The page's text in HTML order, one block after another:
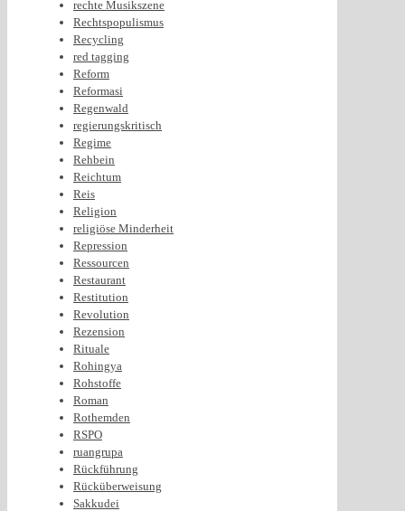
rechte Musikszene
Rechtspopulismus
Recycling
red tagging
Reform
Reformasi
Regenwald
regierungskritisch
Regime
Rehbein
Reichtum
Reis
Religion
religiöse Minderheit
Repression
Ressourcen
Restaurant
Restitution
Revolution
Rezension
Rituale
Rohingya
Rohstoffe
Roman
Rothemden
RSPO
ruangrupa
Rückführung
Rücküberweisung
Sakkudei